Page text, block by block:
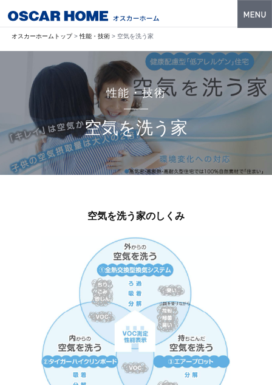
トップ
特長
性能・技術
イベント・モデルハウス
商品ラインナップ
建築実例
販売中の物件
スマートセレクト
土地情報
オンライン相談会
オスカーホームトップ> 性能・技術> 空気を洗う家
性能・技術
空気を洗う家
空気を洗う家のしくみ